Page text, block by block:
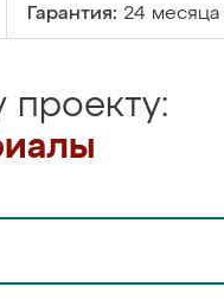
Гарантия: 24 месяца
проекту: